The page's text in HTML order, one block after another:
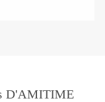
D'AMITIME